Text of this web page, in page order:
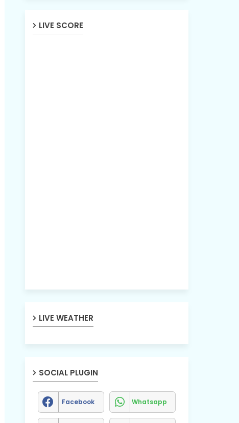
LIVE SCORE
LIVE WEATHER
SOCIAL PLUGIN
Facebook Whatsapp